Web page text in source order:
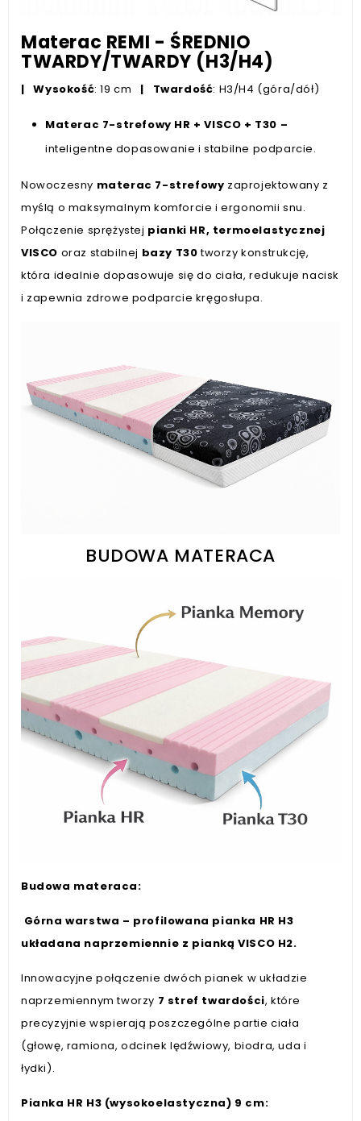
Materac REMI - ŚREDNIO
TWARDY/TWARDY (H3/H4)
| Wysokość: 19 cm | Twardość: H3/H4 (góra/dół)
Materac 7-strefowy HR + VISCO + T30 –
inteligentne dopasowanie i stabilne podparcie.
Nowoczesny materac 7-strefowy zaprojektowany z
myślą o maksymalnym komforcie i ergonomii snu.
Połączenie sprężystej pianki HR, termoelastycznej
VISCO oraz stabilnej bazy T30tworzy konstrukcję,
która idealnie dopasowuje się do ciała, redukuje nacisk
i zapewnia zdrowe podparcie kręgosłupa.
BUDOWA MATERACA
Budowa materaca:
Górna warstwa – profilowana pianka HR H3
układana naprzemiennie z pianką VISCO H2.
Innowacyjne połączenie dwóch pianek w układzie
naprzemiennym tworzy 7 stref twardości, które
precyzyjnie wspierają poszczególne partie ciała
(głowę, ramiona, odcinek lędźwiowy, biodra, uda i
łydki).
Pianka HR H3 (wysokoelastyczna) 9 cm: